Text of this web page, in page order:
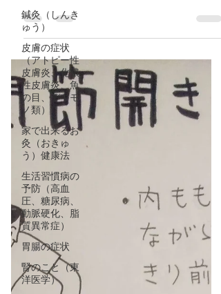
鍼灸（しんき
ゅう）
皮膚の症状
（アトピー性
皮膚炎、化膿
性皮膚炎、魚
の目、デキモ
ノ類）
家で出来るお
灸（おきゅ
う）健康法
生活習慣病の
予防（高血
圧、糖尿病、
動脈硬化、脂
質異常症）
胃腸の症状
腎のこと（東
洋医学）
１つ。 24節気は中国で2400年前に発明され、
季節を1年の中で24分割する方法です。 24節
気にはその節気に応じた過ごし方があり、古
代中国の人は、節気を意識して健康を守って
いた...